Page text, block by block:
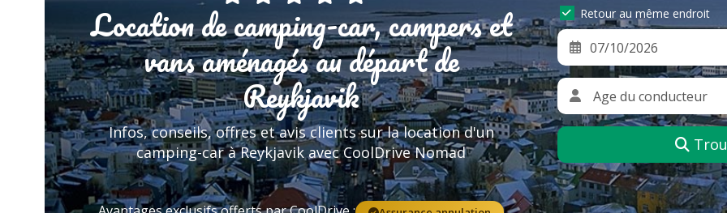
Location de camping-car, campers et
vans aménagés au départ de
Reykjavik
Infos, conseils, offres et avis clients sur la location d'un
camping-car à Reykjavik avec CoolDrive Nomad
Retour au même endroit